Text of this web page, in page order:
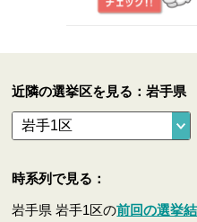
近隣の選挙区を見る：岩手県
時系列で見る：
岩手県 岩手1区の前回の選挙